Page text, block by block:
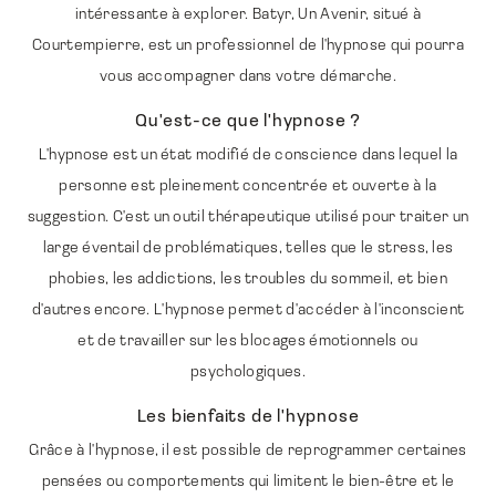
intéressante à explorer. Batyr, Un Avenir, situé à
Courtempierre, est un professionnel de l'hypnose qui pourra
vous accompagner dans votre démarche.
Qu'est-ce que l'hypnose ?
L'hypnose est un état modifié de conscience dans lequel la
personne est pleinement concentrée et ouverte à la
suggestion. C'est un outil thérapeutique utilisé pour traiter un
large éventail de problématiques, telles que le stress, les
phobies, les addictions, les troubles du sommeil, et bien
d'autres encore. L'hypnose permet d'accéder à l'inconscient
et de travailler sur les blocages émotionnels ou
psychologiques.
Les bienfaits de l'hypnose
Grâce à l'hypnose, il est possible de reprogrammer certaines
pensées ou comportements qui limitent le bien-être et le